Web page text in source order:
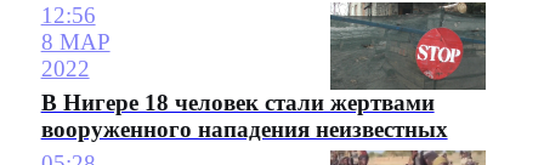
12:56
8 МАР
2022
В Нигере 18 человек стали жертвами
вооруженного нападения неизвестных